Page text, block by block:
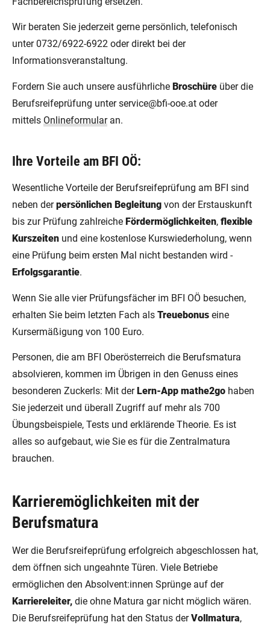
Wir beraten Sie jederzeit gerne persönlich, telefonisch
unter 0732/6922-6922 oder direkt bei der
Informationsveranstaltung.
Fordern Sie auch unsere ausführliche Broschüre über die
Berufsreifeprüfung unter service@bfi-ooe.at oder
mittels Onlineformularan.
Ihre Vorteile am BFI OÖ:
Wesentliche Vorteile der Berufsreifeprüfung am BFI sind
neben derpersönlichen Begleitung von der Erstauskunft
bis zur Prüfung zahlreiche Fördermöglichkeiten, flexible
Kurszeiten und eine kostenlose Kurswiederholung, wenn
eine Prüfung beim ersten Mal nicht bestanden wird -
Erfolgsgarantie.
Wenn Sie alle vier Prüfungsfächer im BFI OÖ besuchen,
erhalten Sie beim letzten Fach als Treuebonus eine
Kursermäßigung von 100 Euro.
Personen, die am BFI Oberösterreich die Berufsmatura
absolvieren, kommen im Übrigen in den Genuss eines
besonderen Zuckerls: Mit derLern-App mathe2go haben
Sie jederzeit und überall Zugriff auf mehr als 700
Übungsbeispiele, Tests und erklärende Theorie. Es ist
alles so aufgebaut, wie Sie es für die Zentralmatura
brauchen.
Karrieremöglichkeiten mit der
Berufsmatura
Wer die Berufsreifeprüfung erfolgreich abgeschlossen hat,
dem öffnen sich ungeahnte Türen. Viele Betriebe
ermöglichen den Absolvent:innen Sprünge auf der
Karriereleiter, die ohne Matura gar nicht möglich wären.
Die Berufsreifeprüfung hat den Status derVollmatura,